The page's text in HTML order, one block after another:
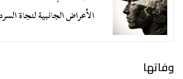
الأعراض الجانبية لنجاة
وفاتها